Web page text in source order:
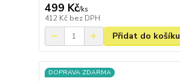
499 Kč/ks
412 Kč bez DPH
Přidat do košíku
DOPRAVA ZDARMA